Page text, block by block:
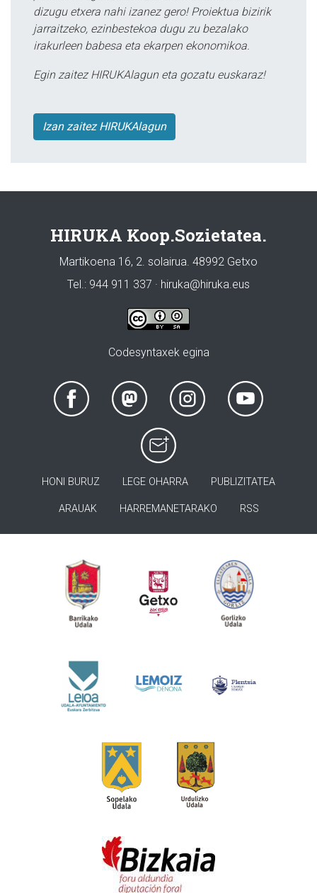
dizugu etxera nahi izanez gero! Proiektua bizirik
jarraitzeko, ezinbestekoa dugu zu bezalako
irakurleen babesa eta ekarpen ekonomikoa.
Egin zaitez HIRUKAlagun eta gozatu euskaraz!
Izan zaitez HIRUKAlagun
HIRUKA Koop.Sozietatea.
Martikoena 16, 2. solairua. 48992 Getxo
Tel.: 944 911 337 · hiruka@hiruka.eus
Codesyntaxek egina
HONI BURUZ LEGE OHARRA PUBLIZITATEA
ARAUAK HARREMANETARAKO RSS